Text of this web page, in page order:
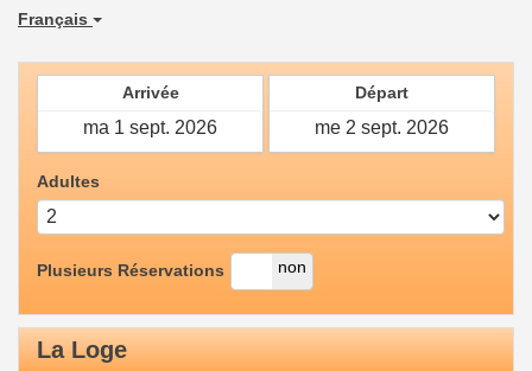
Français
Arrivée Départ
Adultes
Plusieurs Réservations
oui non
La Loge